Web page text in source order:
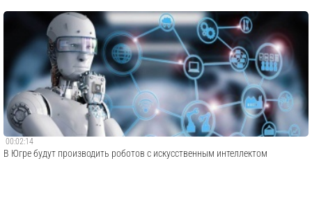
00:02:14
В Югре будут производить роботов с искусственным интеллектом